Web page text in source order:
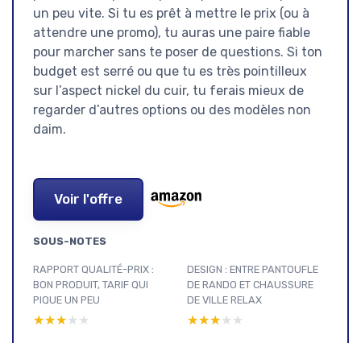
un peu vite. Si tu es prêt à mettre le prix (ou à
attendre une promo), tu auras une paire fiable
pour marcher sans te poser de questions. Si ton
budget est serré ou que tu es très pointilleux
sur l’aspect nickel du cuir, tu ferais mieux de
regarder d’autres options ou des modèles non
daim.
Voir l'offre
SOUS-NOTES
RAPPORT QUALITÉ-PRIX :
BON PRODUIT, TARIF QUI
PIQUE UN PEU
★★★★★
★★★★★
DESIGN : ENTRE PANTOUFLE
DE RANDO ET CHAUSSURE
DE VILLE RELAX
★★★★★
★★★★★